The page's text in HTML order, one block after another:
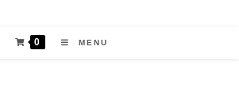
0 MENU